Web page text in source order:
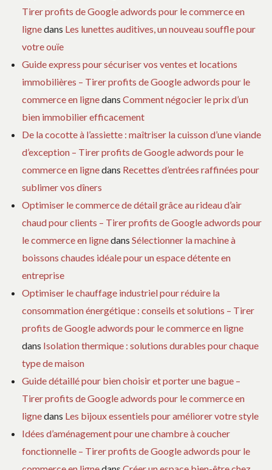
Tirer profits de Google adwords pour le commerce en
lignedans Les lunettes auditives, un nouveau souffle pour
votre ouïe
Guide express pour sécuriser vos ventes et locations
immobilières – Tirer profits de Google adwords pour le
commerce en lignedans Comment négocier le prix d’un
bien immobilier efficacement
De la cocotte à l’assiette : maîtriser la cuisson d’une viande
d’exception – Tirer profits de Google adwords pour le
commerce en lignedans Recettes d’entrées raffinées pour
sublimer vos dîners
Optimiser le commerce de détail grâce au rideau d’air
chaud pour clients – Tirer profits de Google adwords pour
le commerce en lignedans Sélectionner la machine à
boissons chaudes idéale pour un espace détente en
entreprise
Optimiser le chauffage industriel pour réduire la
consommation énergétique : conseils et solutions – Tirer
profits de Google adwords pour le commerce en ligne
dans Isolation thermique : solutions durables pour chaque
type de maison
Guide détaillé pour bien choisir et porter une bague –
Tirer profits de Google adwords pour le commerce en
lignedans Les bijoux essentiels pour améliorer votre style
Idées d’aménagement pour une chambre à coucher
fonctionnelle – Tirer profits de Google adwords pour le